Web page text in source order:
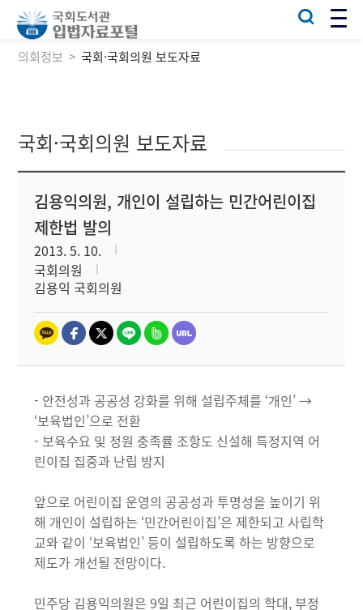
의회정보 국회·국회의원 보도자료
국회·국회의원 보도자료
김용익의원, 개인이 설립하는 민간어린이집
제한법 발의
2013. 5. 10.
국회의원
김용익 국회의원
- 안전성과 공공성 강화를 위해 설립주체를 ‘개인’ →
‘보육법인’으로 전환
- 보육수요 및 정원 충족률 조항도 신설해 특정지역 어
린이집 집중과 난립 방지
앞으로 어린이집 운영의 공공성과 투명성을 높이기 위
해 개인이 설립하는 ‘민간어린이집’은 제한되고 사립학
교와 같이 ‘보육법인’ 등이 설립하도록 하는 방향으로
제도가 개선될 전망이다.
민주당 김용익의원은 9일 최근 어린이집의 학대, 부정